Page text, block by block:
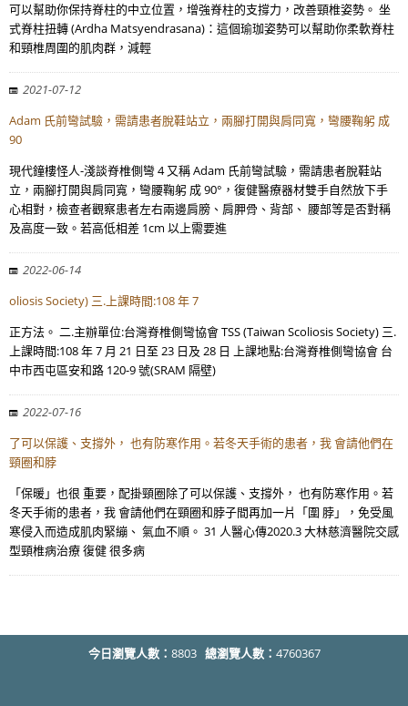
可以幫助你保持脊柱的中立位置，增強脊柱的支撐力，改善頸椎姿勢。 坐
式脊柱扭轉 (Ardha Matsyendrasana)：這個瑜珈姿勢可以幫助你柔軟脊柱
和頸椎周圍的肌肉群，減輕
2021-07-12
Adam 氏前彎試驗，需請患者脫鞋站立，兩腳打開與肩同寬，彎腰鞠躬 成
90
現代鐘樓怪人-淺談脊椎側彎 4 又稱 Adam 氏前彎試驗，需請患者脫鞋站
立，兩腳打開與肩同寬，彎腰鞠躬 成 90°，復健醫療器材雙手自然放下手
心相對，檢查者觀察患者左右兩邊肩膀、肩胛骨、背部、 腰部等是否對稱
及高度一致。若高低相差 1cm 以上需要進
2022-06-14
oliosis Society) 三.上課時間:108 年 7
正方法。 二.主辦單位:台灣脊椎側彎協會 TSS (Taiwan Scoliosis Society) 三.
上課時間:108 年 7 月 21 日至 23 日及 28 日 上課地點:台灣脊椎側彎協會 台
中市西屯區安和路 120-9 號(SRAM 隔壁)
2022-07-16
了可以保護、支撐外， 也有防寒作用。若冬天手術的患者，我 會請他們在
頸圈和脖
「保暖」也很 重要，配掛頸圈除了可以保護、支撐外， 也有防寒作用。若
冬天手術的患者，我 會請他們在頸圈和脖子間再加一片「圍 脖」，免受風
寒侵入而造成肌肉緊繃、 氣血不順。 31 人醫心傳2020.3 大林慈濟醫院交感
型頸椎病治療 復健 很多病
今日瀏覽人數： 8803 總瀏覽人數： 4760367